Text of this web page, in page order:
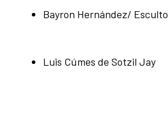
Bayron Hernández/
Luis Cúmes de Sotzil Jay